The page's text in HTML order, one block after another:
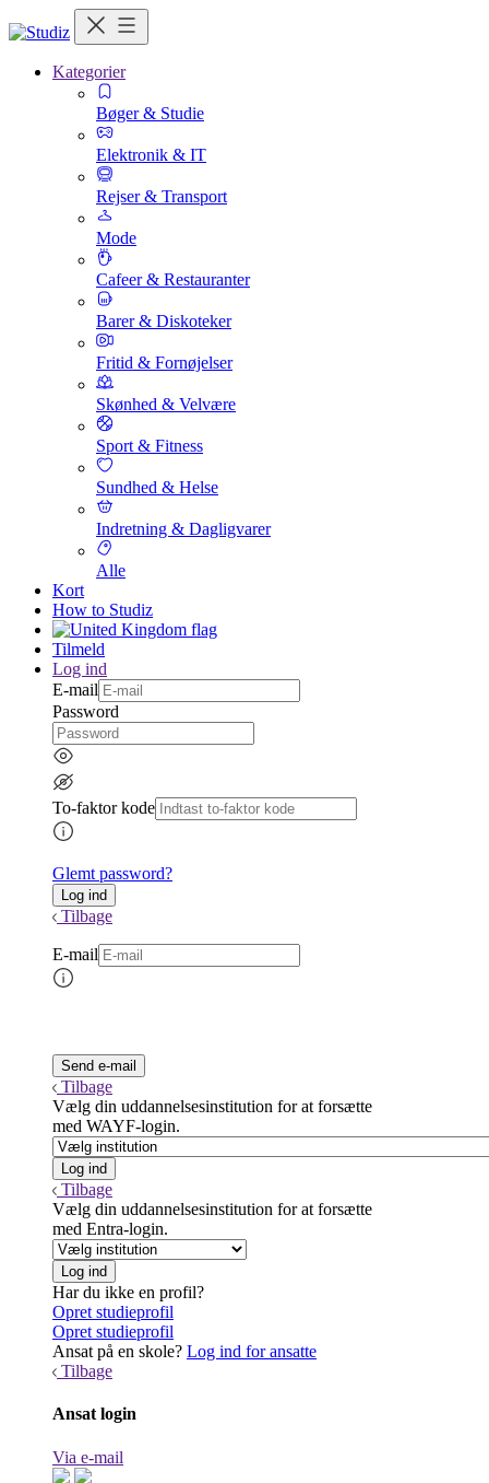
Kategorier
Bøger & Studie
Elektronik & IT
Rejser & Transport
Mode
Cafeer & Restauranter
Barer & Diskoteker
Fritid & Fornøjelser
Skønhed & Velvære
Sport & Fitness
Sundhed & Helse
Indretning & Dagligvarer
Alle
Kort
How to Studiz
Tilmeld
Log ind
E-mail
Password
To-faktor kode
Glemt password?
Tilbage
E-mail
Tilbage
Vælg din uddannelsesinstitution for at forsætte
med WAYF-login.
Tilbage
Vælg din uddannelsesinstitution for at forsætte
med Entra-login.
Har du ikke en profil?
Opret studieprofil
Opret studieprofil
Ansat på en skole? Log ind for ansatte
Tilbage
Ansat login
Via e-mail